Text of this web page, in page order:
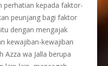
perhatian kepada faktor-
peunjang bagi faktor
dengan mengajak
kewajiban-kewajiban
Azza wa Jalla berupa